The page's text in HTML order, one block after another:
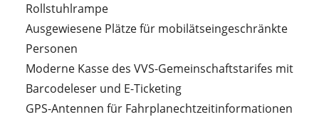
Rollstuhlrampe
Ausgewiesene Plätze für mobilätseingeschränkte
Personen
Moderne Kasse des VVS-Gemeinschaftstarifes mit
Barcodeleser und E-Ticketing
GPS-Antennen für Fahrplanechtzeitinformationen